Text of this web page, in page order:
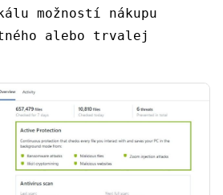
možností nákupu
alebo trvalej